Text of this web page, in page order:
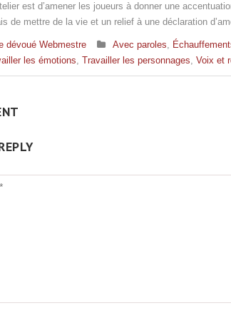
est d’amener les joueurs à donner une
de mettre de la vie et un relief à une déclaration
dévoué Webmestre Avec paroles,
les émotions, Travailler les personnages, Voix et